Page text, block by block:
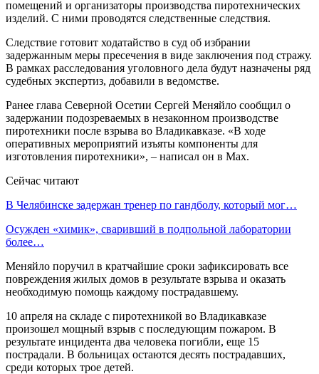
помещений и организаторы производства пиротехнических
изделий. С ними проводятся следственные следствия.
Следствие готовит ходатайство в суд об избрании
задержанным меры пресечения в виде заключения под стражу.
В рамках расследования уголовного дела будут назначены ряд
судебных экспертиз, добавили в ведомстве.
Ранее глава Северной Осетии Сергей Меняйло сообщил о
задержании подозреваемых в незаконном производстве
пиротехники после взрыва во Владикавказе. «В ходе
оперативных мероприятий изъяты компоненты для
изготовления пиротехники», – написал он в Max.
Сейчас читают
В Челябинске задержан тренер по гандболу, который мог…
Осужден «химик», сваривший в подпольной лаборатории
более…
Меняйло поручил в кратчайшие сроки зафиксировать все
повреждения жилых домов в результате взрыва и оказать
необходимую помощь каждому пострадавшему.
10 апреля на складе с пиротехникой во Владикавказе
произошел мощный взрыв с последующим пожаром. В
результате инцидента два человека погибли, еще 15
пострадали. В больницах остаются десять пострадавших,
среди которых трое детей.